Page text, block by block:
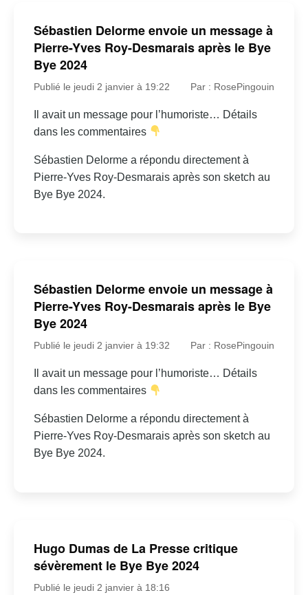
Sébastien Delorme envoie un message à
Pierre-Yves Roy-Desmarais après le Bye
Bye 2024
Publié le jeudi 2 janvier à 19:22 Par : RosePingouin
Il avait un message pour l’humoriste… Détails
dans les commentaires
Sébastien Delorme a répondu directement à
Pierre-Yves Roy-Desmarais après son sketch au
Bye Bye 2024.
Sébastien Delorme envoie un message à
Pierre-Yves Roy-Desmarais après le Bye
Bye 2024
Publié le jeudi 2 janvier à 19:32 Par : RosePingouin
Il avait un message pour l’humoriste… Détails
dans les commentaires
Sébastien Delorme a répondu directement à
Pierre-Yves Roy-Desmarais après son sketch au
Bye Bye 2024.
Hugo Dumas de La Presse critique
sévèrement le Bye Bye 2024
Publié le jeudi 2 janvier à 18:16